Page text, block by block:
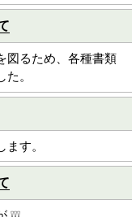
図るため、各種書類
。
す。